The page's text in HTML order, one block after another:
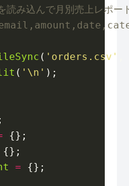
( 'orders.csv'
( '\n'
=